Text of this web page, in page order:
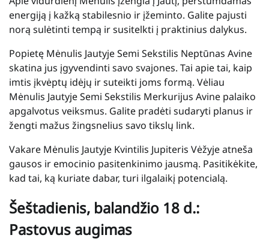
energiją į kažką stabilesnio ir įžeminto. Galite pajusti
norą sulėtinti tempą ir susitelkti į praktinius dalykus.
Popietę Mėnulis Jautyje Semi Sekstilis Neptūnas Avine
skatina jus įgyvendinti savo svajones. Tai apie tai, kaip
imtis įkvėptų idėjų ir suteikti joms formą. Vėliau
Mėnulis Jautyje Semi Sekstilis Merkurijus Avine palaiko
apgalvotus veiksmus. Galite pradėti sudaryti planus ir
žengti mažus žingsnelius savo tikslų link.
Vakare Mėnulis Jautyje Kvintilis Jupiteris Vėžyje atneša
gausos ir emocinio pasitenkinimo jausmą. Pasitikėkite,
kad tai, ką kuriate dabar, turi ilgalaikį potencialą.
Šeštadienis, balandžio 18 d.:
Pastovus augimas